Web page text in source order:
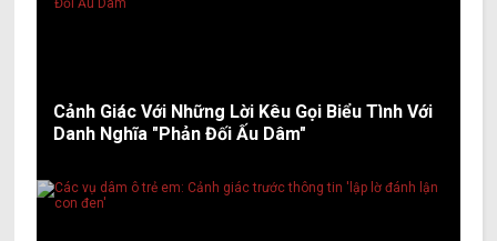
Cảnh Giác Với Những Lời Kêu Gọi Biểu Tình Với
Danh Nghĩa "Phản Đối Ấu Dâm"